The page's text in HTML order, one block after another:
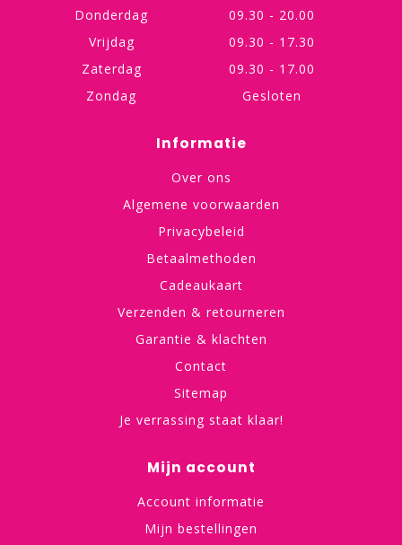
Donderdag
09.30 - 20.00
Vrijdag
09.30 - 17.30
Zaterdag
09.30 - 17.00
Zondag
Gesloten
Informatie
Over ons
Algemene voorwaarden
Privacybeleid
Betaalmethoden
Cadeaukaart
Verzenden & retourneren
Garantie & klachten
Contact
Sitemap
Je verrassing staat klaar!
Mijn account
Account informatie
Mijn bestellingen